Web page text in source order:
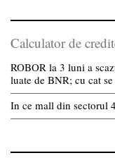
Calculator de
ROBOR la 3 luni a
luate de BNR; cu cat
In ce mall din sectorul